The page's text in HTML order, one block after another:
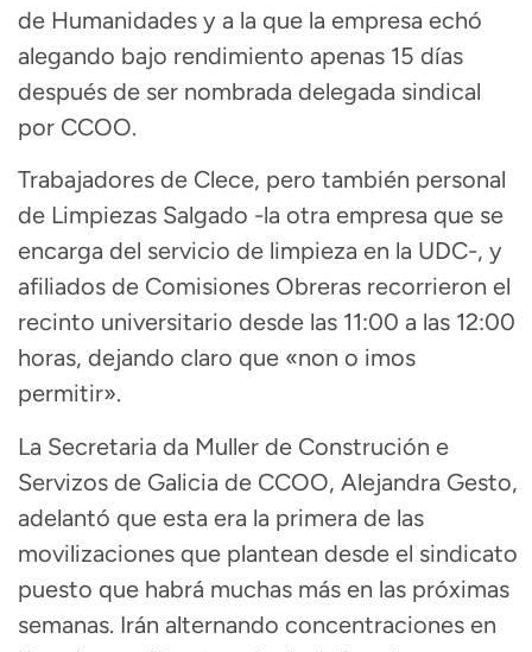
de Humanidades y a la que la empresa echó
alegando bajo rendimiento apenas 15 días
después de ser nombrada delegada sindical
por CCOO.
Trabajadores de Clece, pero también personal
de Limpiezas Salgado -la otra empresa que se
encarga del servicio de limpieza en la UDC-, y
afiliados de Comisiones Obreras recorrieron el
recinto universitario desde las 11:00 a las 12:00
horas, dejando claro que «non o imos
permitir».
La Secretaria da Muller de Construción e
Servizos de Galicia de CCOO, Alejandra Gesto,
adelantó que esta era la primera de las
movilizaciones que plantean desde el sindicato
puesto que habrá muchas más en las próximas
semanas. Irán alternando concentraciones en